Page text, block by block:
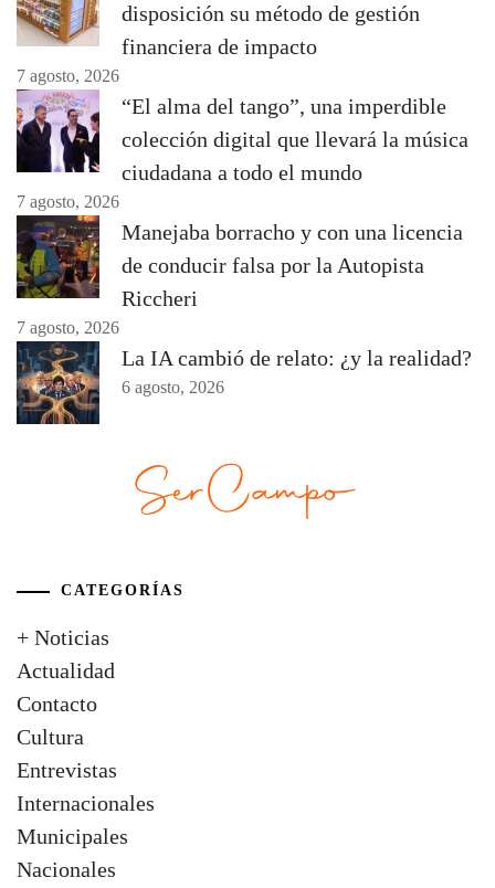
disposición su método de gestión
financiera de impacto
7 agosto, 2026
“El alma del tango”, una imperdible
colección digital que llevará la música
ciudadana a todo el mundo
7 agosto, 2026
Manejaba borracho y con una licencia
de conducir falsa por la Autopista
Riccheri
7 agosto, 2026
La IA cambió de relato: ¿y la realidad?
6 agosto, 2026
CATEGORÍAS
+ Noticias
Actualidad
Contacto
Cultura
Entrevistas
Internacionales
Municipales
Nacionales